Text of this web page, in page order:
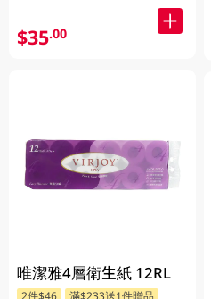
$35.00
唯潔雅4層衛生紙 12RL
2件$46
滿$233送1件贈品